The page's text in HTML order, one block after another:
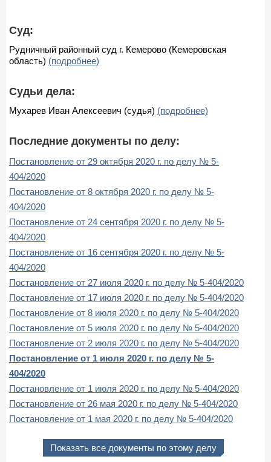
Суд:
Рудничный районный суд г. Кемерово (Кемеровская
область) (подробнее)
Судьи дела:
Мухарев Иван Алексеевич (судья) (подробнее)
Последние документы по делу:
Постановление от 29 октября 2020 г. по делу № 5-
404/2020
Постановление от 8 октября 2020 г. по делу № 5-
404/2020
Постановление от 24 сентября 2020 г. по делу № 5-
404/2020
Постановление от 16 сентября 2020 г. по делу № 5-
404/2020
Постановление от 27 июля 2020 г. по делу № 5-404/2020
Постановление от 17 июля 2020 г. по делу № 5-404/2020
Постановление от 8 июля 2020 г. по делу № 5-404/2020
Постановление от 5 июля 2020 г. по делу № 5-404/2020
Постановление от 2 июля 2020 г. по делу № 5-404/2020
Постановление от 1 июля 2020 г. по делу № 5-
404/2020
Постановление от 1 июля 2020 г. по делу № 5-404/2020
Постановление от 26 мая 2020 г. по делу № 5-404/2020
Постановление от 1 мая 2020 г. по делу № 5-404/2020
Показать все документы по этому делу